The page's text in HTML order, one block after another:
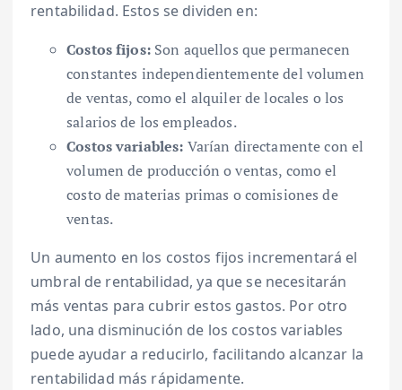
rentabilidad. Estos se dividen en:
Costos fijos:Son aquellos que permanecen
constantes independientemente del volumen
de ventas, como el alquiler de locales o los
salarios de los empleados.
Costos variables: Varían directamente con el
volumen de producción o ventas, como el
costo de materias primas o comisiones de
ventas.
Un aumento en los costos fijos incrementará el
umbral de rentabilidad, ya que se necesitarán
más ventas para cubrir estos gastos. Por otro
lado, una disminución de los costos variables
puede ayudar a reducirlo, facilitando alcanzar la
rentabilidad más rápidamente.